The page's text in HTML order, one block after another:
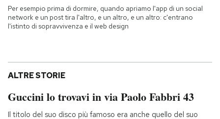
Per esempio prima di dormire, quando apriamo l'app di un social
network e un post tira l'altro, e un altro, e un altro: c'entrano
l'istinto di sopravvivenza e il web design
ALTRE STORIE
Guccini lo trovavi in via Paolo Fabbri 43
Il titolo del suo disco più famoso era anche quello del suo